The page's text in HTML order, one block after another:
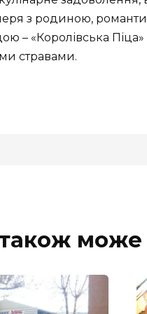
з родиною,
– «Королівська
стравами.
може